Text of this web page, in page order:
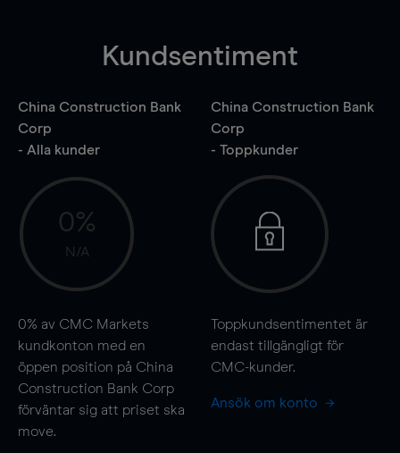
Kundsentiment
China Construction Bank
Corp
- Alla kunder
0%
N/A
0% av CMC Markets
kundkonton med en
öppen position på China
Construction Bank Corp
förväntar sig att priset ska
move.
China Construction Bank
Corp
- Toppkunder
Toppkundsentimentet är
endast tillgängligt för
CMC-kunder.
Ansök om konto